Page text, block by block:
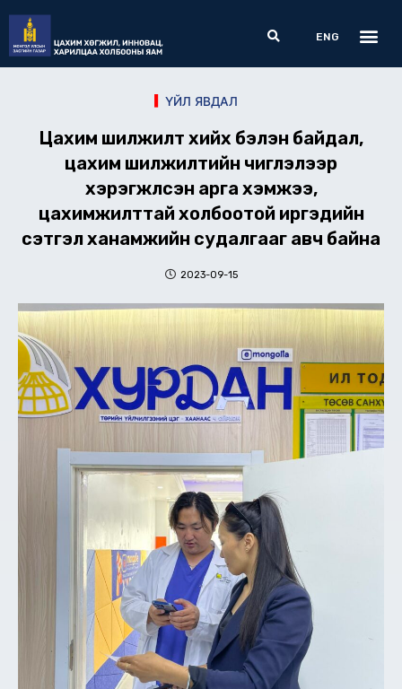
content
Search
ENG
ҮЙЛ ЯВДАЛ
Цахим шилжилт хийх бэлэн байдал,
цахим шилжилтийн чиглэлээр
хэрэгжүүлсэн арга хэмжээ,
цахимжилттай холбоотой иргэдийн
сэтгэл ханамжийн судалгааг авч байна
2023-09-15